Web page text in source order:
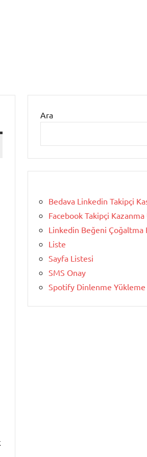
Ara
Bedava Linkedin Takipçi
Facebook Takipçi
Linkedin Beğeni Çoğaltma
Liste
Sayfa Listesi
SMS Onay
Spotify Dinlenme